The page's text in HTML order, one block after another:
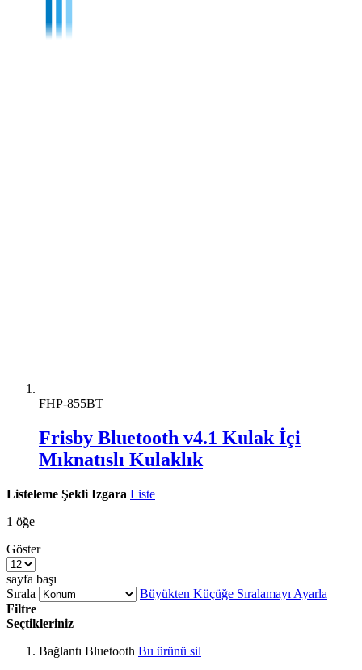
FHP-855BT
Frisby Bluetooth v4.1 Kulak İçi
Mıknatıslı Kulaklık
Listeleme Şekli Izgara Liste
1 öğe
Göster
sayfa başı
Sırala
Büyükten Küçüğe Sıralamayı Ayarla
Filtre
Seçtikleriniz
Bağlantı Bluetooth Bu ürünü sil